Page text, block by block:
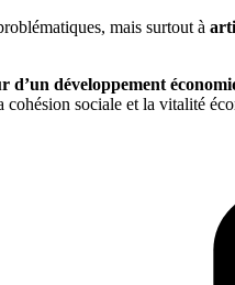
mais surtout à
d’un développement
sociale et la vitalité